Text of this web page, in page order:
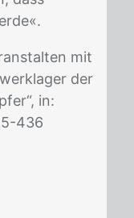
mit
der
in:
436